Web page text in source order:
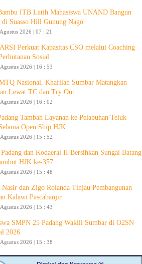
ITB Latih Mahasiswa UNAND Bangun
di Suasso Hill Gunung Nago
2026 | 07 : 21
Perkuat Kapasitas CSO melalui Coaching
Sosial
2026 | 16 : 53
Nasional, Khafilah Sumbar Matangkan
Lewat TC dan Try Out
2026 | 16 : 02
Tambah Layanan ke Pelabuhan Teluk
Open Ship HJK
2026 | 15 : 52
dan Kodaeral II Bersihkan Sungai Batang
HJK ke-357
2026 | 15 : 48
Nasir dan Zigo Rolanda Tinjau Pembangunan
Kalawi Pascabanjir
2026 | 15 : 43
SMPN 25 Padang Wakili Sumbar di O2SN
2026
2026 | 15 : 38